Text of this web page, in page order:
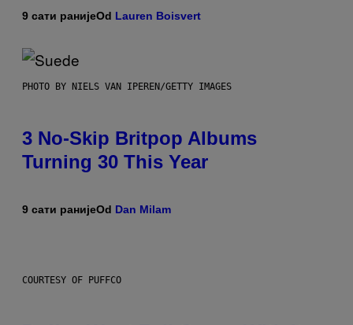
9 сати ранијеOd Lauren Boisvert
PHOTO BY NIELS VAN IPEREN/GETTY IMAGES
3 No-Skip Britpop Albums
Turning 30 This Year
9 сати ранијеOd Dan Milam
COURTESY OF PUFFCO